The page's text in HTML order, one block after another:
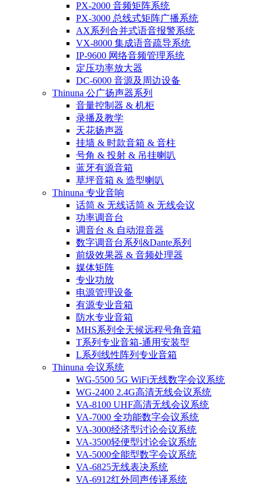
PX-2000 音频矩阵系统
PX-3000 总线式矩阵广播系统
AX系列合并式语音报警系统
VX-8000 集成语音疏导系统
IP-9600 网络音频管理系统
定压功率放大器
DC-6000 音源及周边设备
Thinuna 公广扬声器系列
音量控制器 & 机柜
录播及教学
天花扬声器
挂墙 & 时款音箱 & 音柱
号角 & 投射 & 吊挂喇叭
蓝牙有源音箱
草坪音箱 & 造型喇叭
Thinuna 专业音响
话筒 & 无线话筒 & 无线会议
功率调音台
调音台 & 自动混音器
数字调音台系列&Dante系列
前级效果器 & 音频处理器
媒体矩阵
专业功放
电源管理设备
有源专业音箱
防水专业音箱
MHS系列全天候远程号角音箱
T系列专业音箱-通用安装型
L系列线性阵列专业音箱
Thinuna 会议系统
WG-5500 5G WiFi无线数字会议系统
WG-2400 2.4G高清无线会议系统
VA-8100 UHF高清无线会议系统
VA-7000 全功能数字会议系统
VA-3000经济型讨论会议系统
VA-3500轻便型讨论会议系统
VA-5000全能型数字会议系统
VA-6825无线表决系统
VA-6912红外同声传译系统